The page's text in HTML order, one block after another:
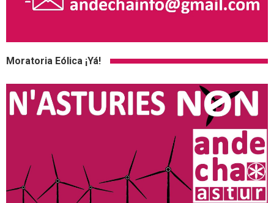
Moratoria Eólica ¡Yá!